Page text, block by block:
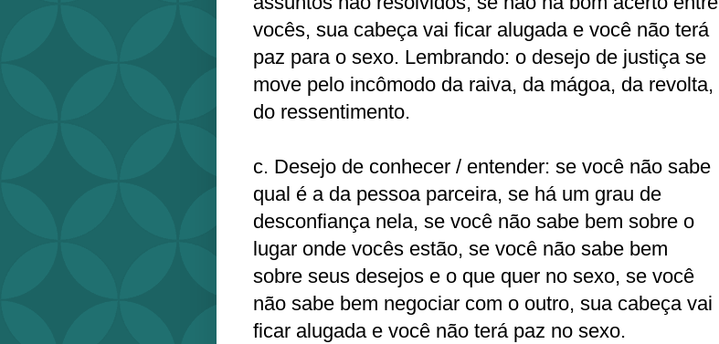
vocês, sua cabeça vai ficar alugada e você não terá
paz para o sexo. Lembrando: o desejo de justiça se
move pelo incômodo da raiva, da mágoa, da revolta,
do ressentimento.
c. Desejo de conhecer / entender: se você não sabe
qual é a da pessoa parceira, se há um grau de
desconfiança nela, se você não sabe bem sobre o
lugar onde vocês estão, se você não sabe bem
sobre seus desejos e o que quer no sexo, se você
não sabe bem negociar com o outro, sua cabeça vai
ficar alugada e você não terá paz no sexo.